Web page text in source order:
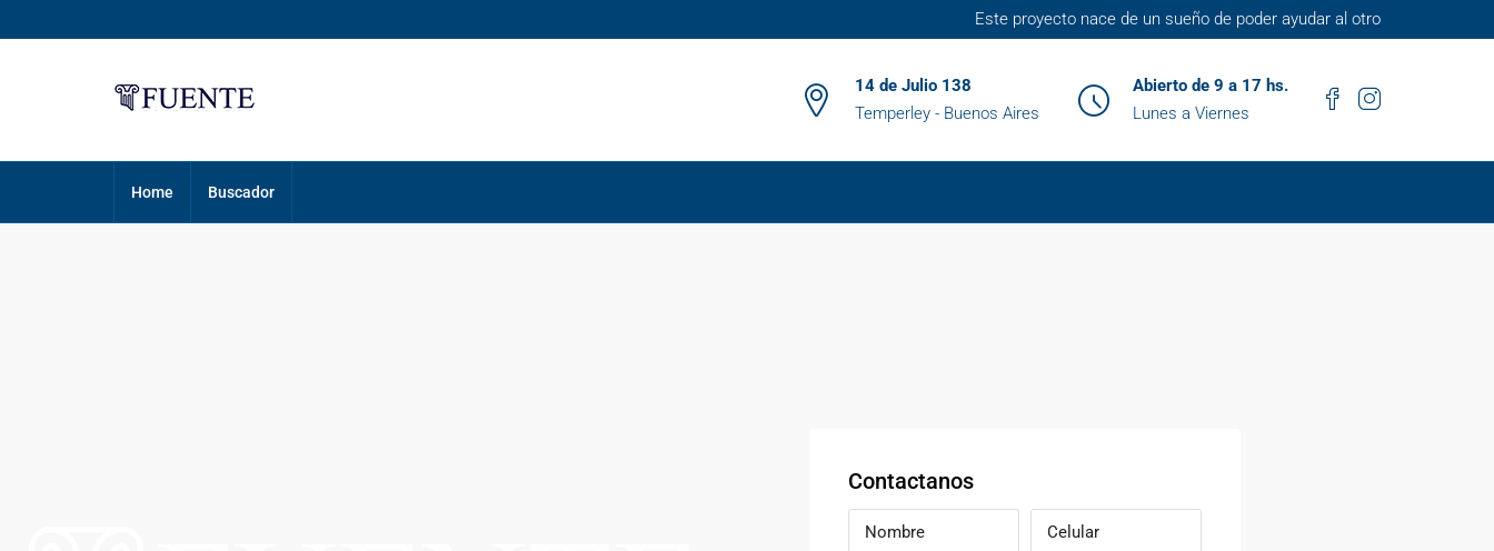
Este proyecto nace de un sueño de poder ayudar al otro
14 de Julio 138
Temperley - Buenos Aires
Abierto de 9 a 17 hs.
Lunes a Viernes
Home Buscador
Contactanos